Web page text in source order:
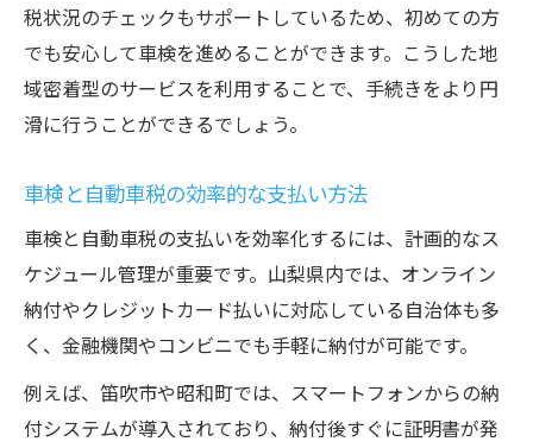
税状況のチェックもサポートしているため、初めての方
でも安心して車検を進めることができます。こうした地
域密着型のサービスを利用することで、手続きをより円
滑に行うことができるでしょう。
車検と自動車税の効率的な支払い方法
車検と自動車税の支払いを効率化するには、計画的なス
ケジュール管理が重要です。山梨県内では、オンライン
納付やクレジットカード払いに対応している自治体も多
く、金融機関やコンビニでも手軽に納付が可能です。
例えば、笛吹市や昭和町では、スマートフォンからの納
付システムが導入されており、納付後すぐに証明書が発